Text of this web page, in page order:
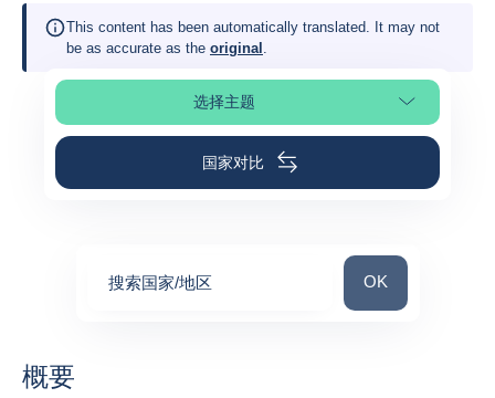
This content has been automatically translated. It may not
be as accurate as the original .
选择主题
选择页面
国家对比
搜索国家/地区 搜索国家/地区
OK
概要